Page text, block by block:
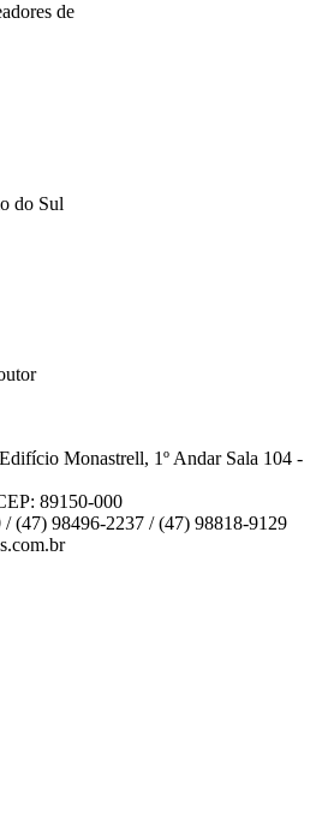
de
do Sul
Monastrell, 1º Andar Sala 104 -
89150-000
(47) 98496-2237 / (47) 98818-9129